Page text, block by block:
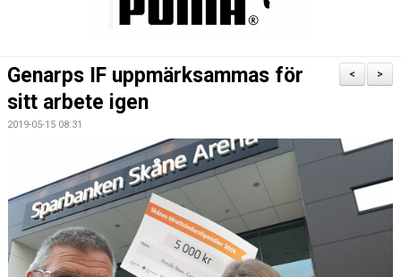
MATCHER & TÄVLINGAR
KONTAKT
OM KLUBBEN
EKEVALLEN IP
BILDGALLERI
>
<
Genarps IF uppmärksammas för
sitt arbete igen
2019-05-15 08:31